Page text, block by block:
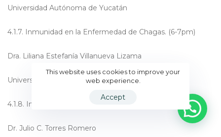
Universidad Autónoma de Yucatán
4.1.7. Inmunidad en la Enfermedad de Chagas. (6-7pm)
Dra. Liliana Estefanía Villanueva Lizama
Universidad Autónoma de Yucatán
4.1.8. Inmunidad contra T. v aginalis . (7-8pm)
Dr. Julio C. Torres Romero
This website uses cookies to improve your
web experience.
Accept